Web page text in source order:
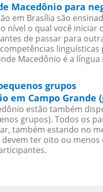
Macedônio para
em Brasília são
nível o qual você
de passar para
Macedônio é a língua
grupos
em Campo Grande
estão também
grupos). Todos os
também estando no
devem ter oito ou